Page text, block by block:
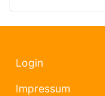
Login
Impressum